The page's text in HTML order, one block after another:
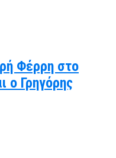
Φέρρη στο
ο Γρηγόρης